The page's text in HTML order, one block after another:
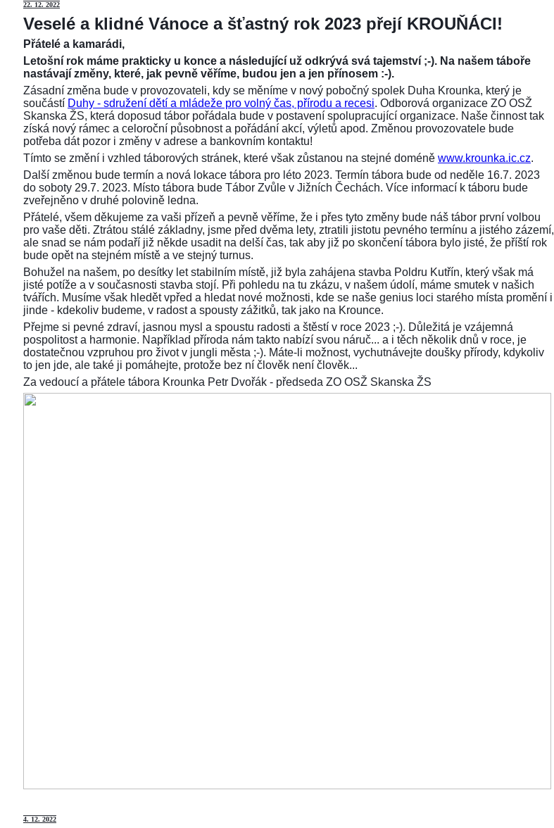
22. 12. 2022
Veselé a klidné Vánoce a šťastný rok 2023 přejí KROUŇÁCI!
Přátelé a kamarádi,
Letošní rok máme prakticky u konce a následující už odkrývá svá tajemství ;-). Na našem táboře
nastávají změny, které, jak pevně věříme, budou jen a jen přínosem :-).
Zásadní změna bude v provozovateli, kdy se měníme v nový pobočný spolek Duha Krounka, který je
součástí Duhy - sdružení dětí a mládeže pro volný čas, přírodu a recesi. Odborová organizace ZO OSŽ
Skanska ŽS, která doposud tábor pořádala bude v postavení spolupracující organizace. Naše činnost tak
získá nový rámec a celoroční působnost a pořádání akcí, výletů apod. Změnou provozovatele bude
potřeba dát pozor i změny v adrese a bankovním kontaktu!
Tímto se změní i vzhled táborových stránek, které však zůstanou na stejné doméně www.krounka.ic.cz.
Další změnou bude termín a nová lokace tábora pro léto 2023. Termín tábora bude od neděle 16.7. 2023
do soboty 29.7. 2023. Místo tábora bude Tábor Zvůle v Jižních Čechách. Více informací k táboru bude
zveřejněno v druhé polovině ledna.
Přátelé, všem děkujeme za vaši přízeň a pevně věříme, že i přes tyto změny bude náš tábor první volbou
pro vaše děti. Ztrátou stálé základny, jsme před dvěma lety, ztratili jistotu pevného termínu a jistého zázemí,
ale snad se nám podaří již někde usadit na delší čas, tak aby již po skončení tábora bylo jisté, že příští rok
bude opět na stejném místě a ve stejný turnus.
Bohužel na našem, po desítky let stabilním místě, již byla zahájena stavba Poldru Kutřín, který však má
jisté potíže a v současnosti stavba stojí. Při pohledu na tu zkázu, v našem údolí, máme smutek v našich
tvářích. Musíme však hledět vpřed a hledat nové možnosti, kde se naše genius loci starého místa promění i
jinde - kdekoliv budeme, v radost a spousty zážitků, tak jako na Krounce.
Přejme si pevné zdraví, jasnou mysl a spoustu radosti a štěstí v roce 2023 ;-). Důležitá je vzájemná
pospolitost a harmonie. Například příroda nám takto nabízí svou náruč... a i těch několik dnů v roce, je
dostatečnou vzpruhou pro život v jungli města ;-). Máte-li možnost, vychutnávejte doušky přírody, kdykoliv
to jen jde, ale také ji pomáhejte, protože bez ní člověk není člověk...
Za vedoucí a přátele tábora Krounka Petr Dvořák - předseda ZO OSŽ Skanska ŽS
4. 12. 2022